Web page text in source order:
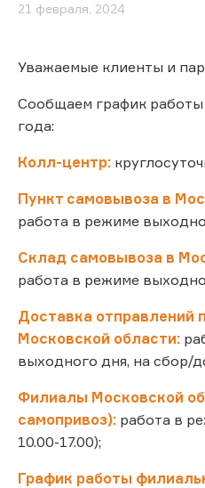
21 февраля, 2024
Уважаемые клиенты и
Сообщаем график
года:
Колл-центр:
Пункт самовывоза в
работа в режиме
Склад самовывоза в
работа в режиме
Доставка отправлений
Московской области:
выходного дня, на сбор/
Филиалы Московской
самопривоз): работа в
10.00-17.00);
График работы